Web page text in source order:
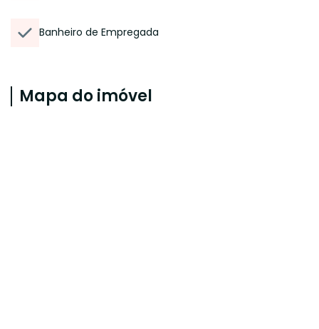
Banheiro de Empregada
Mapa do imóvel